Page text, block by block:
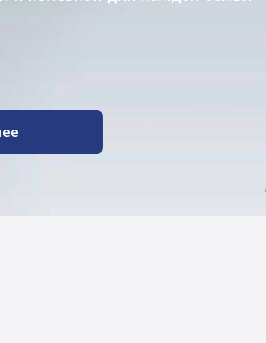
с синдромом Дауна и
Подробнее